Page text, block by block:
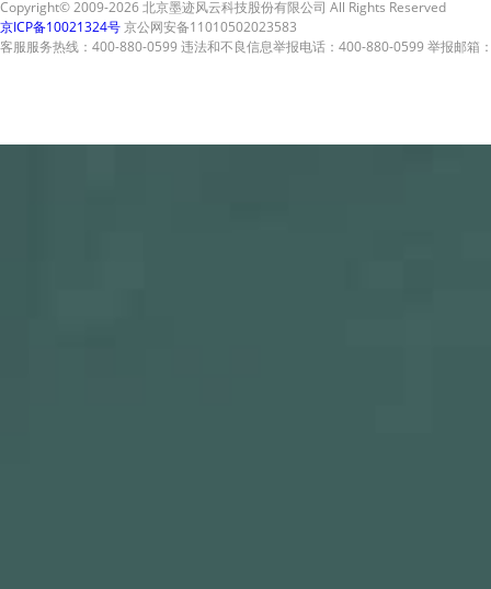
Copyright© 2009-2026 北京墨迹风云科技股份有限公司 All Rights Reserved
京ICP备10021324号京公网安备11010502023583
客服服务热线：400-880-0599 违法和不良信息举报电话：400-880-0599 举报邮箱